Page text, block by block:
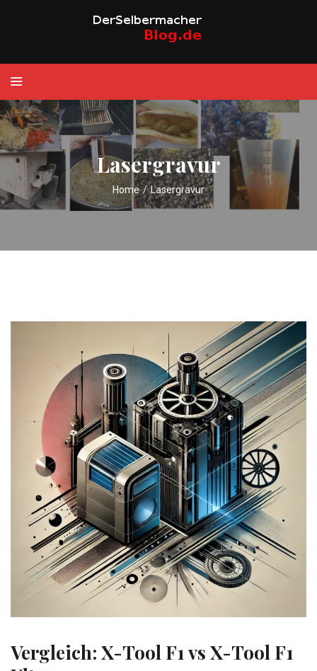
Lasergravur
Home / Lasergravur
Vergleich: X-Tool F1 vs X-Tool F1